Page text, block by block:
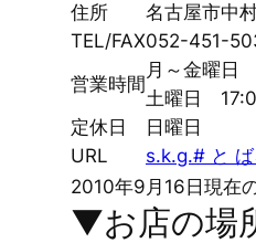
住所
名古屋市中
TEL/FAX052-451-
営業時間
月～金曜日
土曜日
定休日
日曜日
URL
s.k.g.# と
2010年9月16日現在
▼お店の場